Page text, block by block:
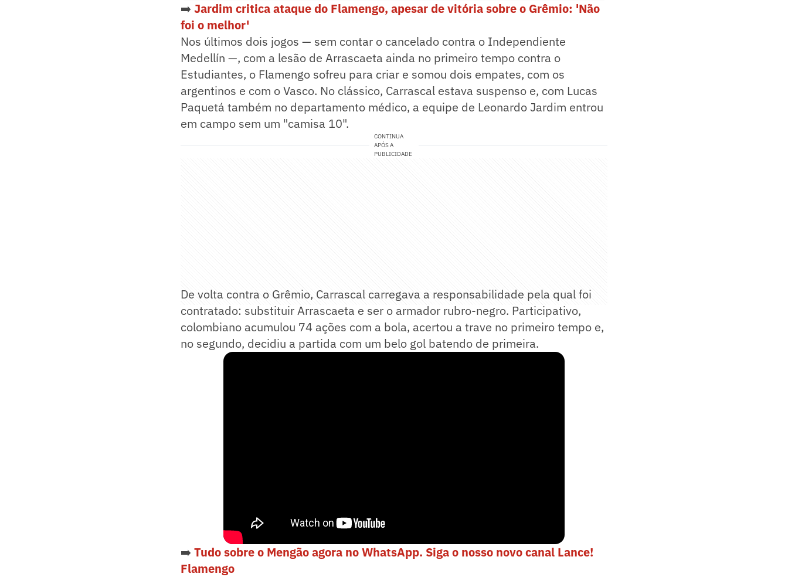
➡️ Jardim critica ataque do Flamengo, apesar de vitória sobre o Grêmio: 'Não
foi o melhor'
Nos últimos dois jogos — sem contar o cancelado contra o Independiente
Medellín —, com a lesão de Arrascaeta ainda no primeiro tempo contra o
Estudiantes, o Flamengo sofreu para criar e somou dois empates, com os
argentinos e com o Vasco. No clássico, Carrascal estava suspenso e, com Lucas
Paquetá também no departamento médico, a equipe de Leonardo Jardim entrou
em campo sem um "camisa 10".
CONTINUA
APÓS A
PUBLICIDADE
De volta contra o Grêmio, Carrascal carregava a responsabilidade pela qual foi
contratado: substituir Arrascaeta e ser o armador rubro-negro. Participativo,
colombiano acumulou 74 ações com a bola, acertou a trave no primeiro tempo e,
no segundo, decidiu a partida com um belo gol batendo de primeira.
➡️ Tudo sobre o Mengão agora no WhatsApp. Siga o nosso novo canal Lance!
Flamengo